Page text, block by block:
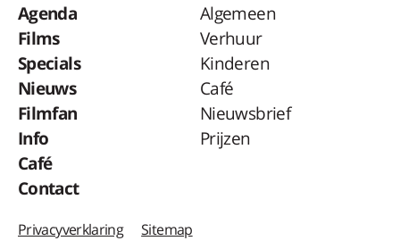
Agenda
Films
Specials
Nieuws
Filmfan
Info
Café
Contact
Algemeen
Verhuur
Kinderen
Café
Nieuwsbrief
Prijzen
Privacyverklaring Sitemap